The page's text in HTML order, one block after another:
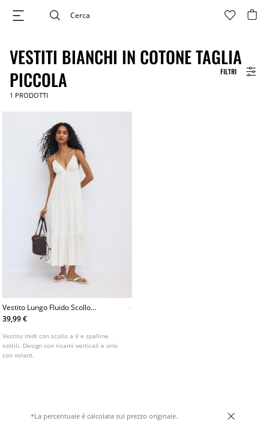
FILTRI
VESTITI BIANCHI IN COTONE TAGLIA
PICCOLA
1 PRODOTTI
Vestito Lungo Fluido Scollo
Sulla Schiena
39,99 €
Vestito midi con scollo a V e spalline
sottili. Design con ricami verticali e orlo
con volant.
*La percentuale è calcolata sul prezzo originale.